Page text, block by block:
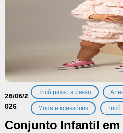
26/06/2
026
Tricô passo a passo ,
Moda e acessórios , Tricô
Conjunto Infantil em